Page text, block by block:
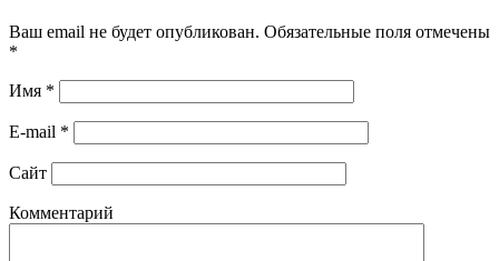
Ваш email не будет опубликован. Обязательные поля отмечены
*
Имя *
E-mail *
Сайт
Комментарий